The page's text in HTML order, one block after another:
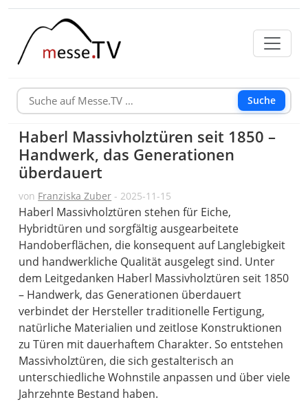
Suche
Haberl Massivholztüren seit 1850 –
Handwerk, das Generationen
überdauert
von Franziska Zuber - 2025-11-15
Haberl Massivholztüren stehen für Eiche,
Hybridtüren und sorgfältig ausgearbeitete
Handoberflächen, die konsequent auf Langlebigkeit
und handwerkliche Qualität ausgelegt sind. Unter
dem Leitgedanken Haberl Massivholztüren seit 1850
– Handwerk, das Generationen überdauert
verbindet der Hersteller traditionelle Fertigung,
natürliche Materialien und zeitlose Konstruktionen
zu Türen mit dauerhaftem Charakter. So entstehen
Massivholztüren, die sich gestalterisch an
unterschiedliche Wohnstile anpassen und über viele
Jahrzehnte Bestand haben.